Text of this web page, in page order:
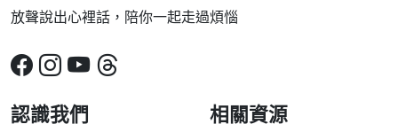
放聲說出心裡話，陪你一起走過煩惱
認識我們 相關資源